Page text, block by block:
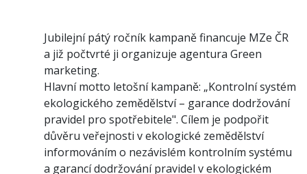
Jubilejní pátý ročník kampaně financuje MZe ČR
a již počtvrté ji organizuje agentura Green
marketing.
Hlavní motto letošní kampaně: „Kontrolní systém
ekologického zemědělství – garance dodržování
pravidel pro spotřebitele". Cílem je podpořit
důvěru veřejnosti v ekologické zemědělství
informováním o nezávislém kontrolním systému
a garancí dodržování pravidel v ekologickém